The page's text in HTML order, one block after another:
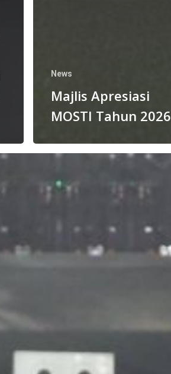
News
Majlis Apresiasi
MOSTI Tahun 2026